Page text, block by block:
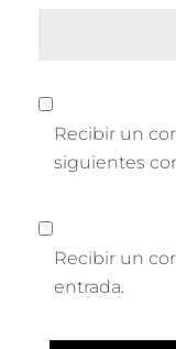
Recibir un
siguientes
Recibir un
entrada.